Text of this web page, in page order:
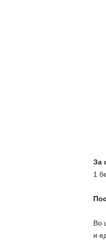
За
1
Во
и